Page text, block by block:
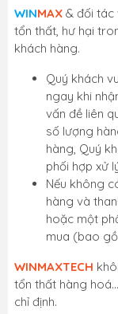
WINMAX & đối tác
tổn thất, hư hại
khách hàng.
Quý khách
ngay khi
vấn đề liên
số lượng
hàng, Quý
phối hợp xử
Nếu không
hàng và
hoặc một
mua (bao
WINMAXTECH
tổn thất hàng
chỉ định.